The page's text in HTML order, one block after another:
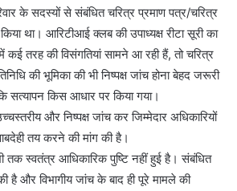
के सदस्यों से संबंधित चरित्र प्रमाण पत्र/चरित्र
था। आरिटीआई क्लब की उपाध्यक्ष रीटा सूरी का
तरह की विसंगतियां सामने आ रही हैं, तो चरित्र
की भूमिका की भी निष्पक्ष जांच होना बेहद जरूरी
सत्यापन किस आधार पर किया गया।
और निष्पक्ष जांच कर जिम्मेदार अधिकारियों
तय करने की मांग की है।
तक स्वतंत्र आधिकारिक पुष्टि नहीं हुई है। संबंधित
है और विभागीय जांच के बाद ही पूरे मामले की